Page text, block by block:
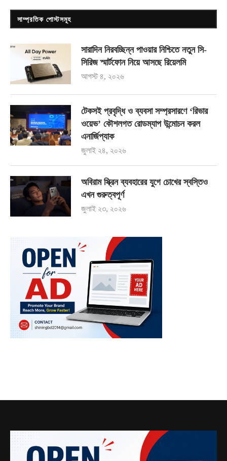
সাম্প্রতিক পোস্টসমূহ
সারাদিন নিরবচ্ছিন্ন পাওয়ার নিশ্চিতে নতুন সি-
সিরিজ স্মার্টফোন নিয়ে আসছে রিয়েলমি
আগস্ট ৪, ২০২৬
টেকসই প্রবৃদ্ধি ও ব্যবসা সম্প্রসারণে ‘রিভার
ওয়েভ’ কৌশলগত রোডম্যাপ উন্মোচন করল
এনার্জিপ্যাক
জুলাই ২৪, ২০২৬
অবিরাম স্ক্রিন ব্যবহারের যুগে চোখের স্বস্তিও
এখন গুরুত্বপূর্ণ
জুলাই ২৩, ২০২৬